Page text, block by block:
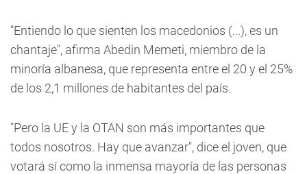
"Entiendo lo que sienten los macedonios (...), es un
chantaje", afirma Abedin Memeti, miembro de la
minoría albanesa, que representa entre el 20 y el 25%
de los 2,1 millones de habitantes del país.
"Pero la UE y la OTAN son más importantes que
todos nosotros. Hay que avanzar", dice el joven, que
votará sí como la inmensa mayoría de las personas